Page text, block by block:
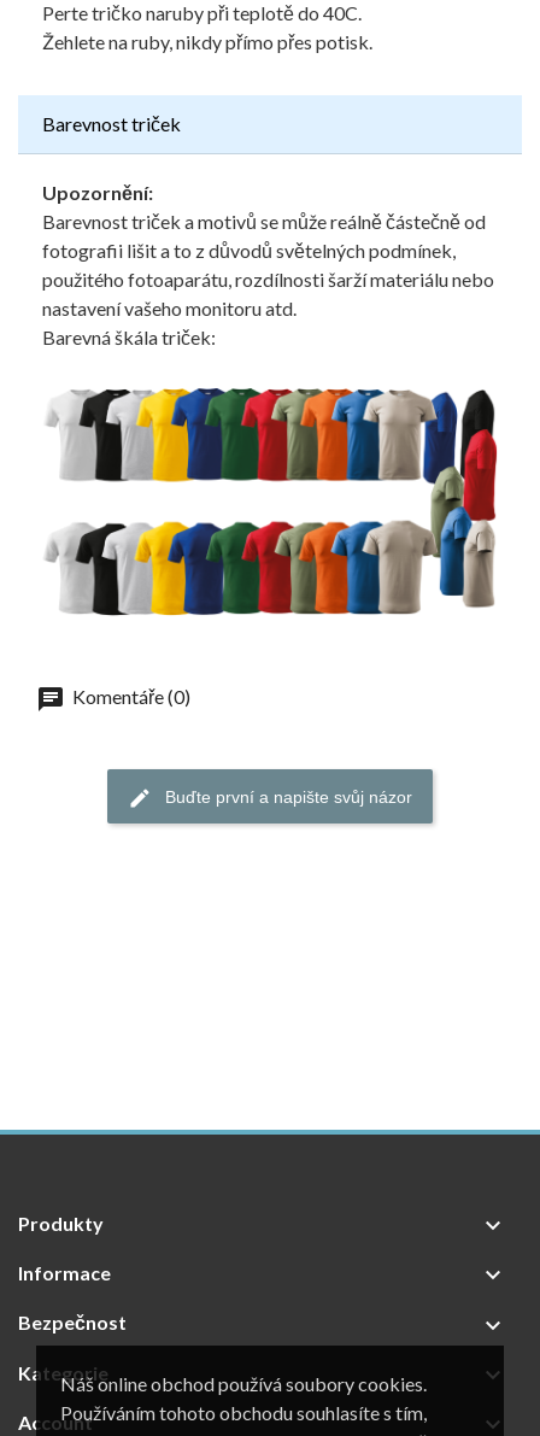
Náš online obchod používá soubory cookies.
Používáním tohoto obchodu souhlasíte s tím,
Perte tričko naruby při teplotě do 40C.
Žehlete na ruby, nikdy přímo přes potisk.
Barevnost triček
Upozornění:
Barevnost triček a motivů se může reálně částečně od
fotografii lišit a to z důvodů světelných podmínek,
použitého fotoaparátu, rozdílnosti šarží materiálu nebo
nastavení vašeho monitoru atd.
Barevná škála triček:
Komentáře (0)
Buďte první a napište svůj názor
Produkty 
Informace 
Bezpečnost 
Kategorie 
Account 